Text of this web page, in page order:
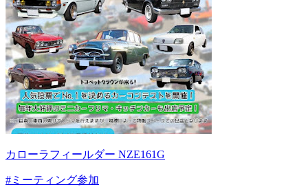
カローラフィールダー NZE161G
#ミーティング参加